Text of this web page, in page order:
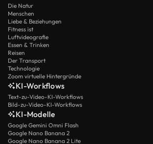
Die Natur
Menschen
Liebe & Beziehungen
Fitness ist
Luftvideografie
Essen & Trinken
Reisen
Der Transport
Technologie
Zoom virtuelle Hintergründe
KI-Workflows
Text-zu-Video-KI-Workflows
Bild-zu-Video-KI-Workflows
KI-Modelle
Google Gemini Omni Flash
Google Nano Banana 2
Google Nano Banana 2 Lite